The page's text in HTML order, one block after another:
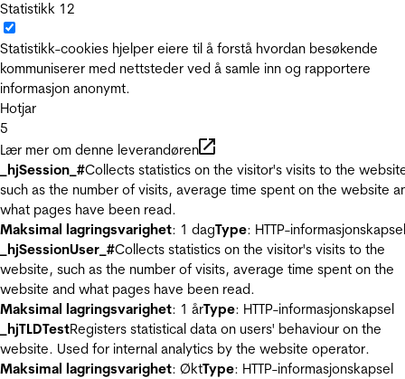
Statistikk 12
Statistikk-cookies hjelper eiere til å forstå hvordan besøkende
kommuniserer med nettsteder ved å samle inn og rapportere
informasjon anonymt.
Hotjar
5
Lær mer om denne leverandøren
_hjSession_#Collects statistics on the visitor's visits to the
such as the number of visits, average time spent on the website
what pages have been read.
Maksimal lagringsvarighet: 1 dagType: HTTP-informasjonskapsel
_hjSessionUser_#Collects statistics on the visitor's visits to the
website, such as the number of visits, average time spent on the
website and what pages have been read.
Maksimal lagringsvarighet: 1 årType: HTTP-informasjonskapsel
_hjTLDTestRegisters statistical data on users' behaviour on the
website. Used for internal analytics by the website operator.
Maksimal lagringsvarighet: ØktType: HTTP-informasjonskapsel